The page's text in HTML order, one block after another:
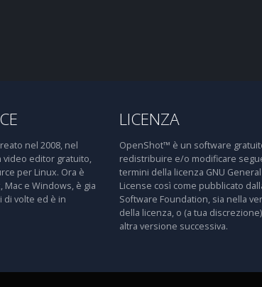
nel 2008, nel
video editor gratuito,
per Linux. Ora è
e Windows, è gia
di volte ed è in
LICENZA
OpenShot™ è un software
redistribuire e/o modificare
termini della licenza GNU
License così come pubblicato
Software Foundation, sia nella
della licenza, o (a tua
altra versione successiva.